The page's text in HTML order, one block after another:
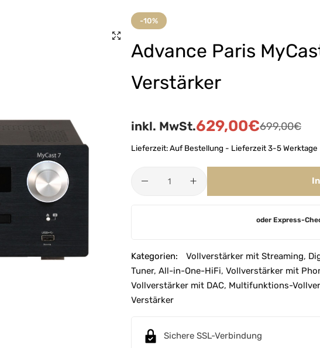
-10%
Advance Paris
Verstärker
699,00€
629,00€
inkl. MwSt.
Lieferzeit:Auf Bestellung - Lieferzeit 3-5 Werktage
e
r
n
a
oder Express-
Kategorien: Vollverstärker mit Streaming,
Tuner, All-in-One-HiFi, Vollverstärker mit
Vollverstärker mit DAC, Multifunktions-
Verstärker
Sichere SSL-Verbindung